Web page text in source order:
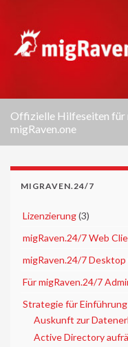
Offizielle Hilfeseiten für
migRaven.one
MIGRAVEN.24/7
Lizenzierung(3)
migRaven.24/7 Web
migRaven.24/7
Für migRaven.24/7
Strategie für
Auskunft zur
Active Directory